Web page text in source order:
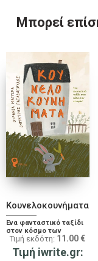
Μπορεί
Κουνελοκουνήματα
Ένα φανταστικό ταξίδι
στον κόσμο των
σεισμών!
Τιμή εκδότη: 11.00 €
Τιμή iwrite.gr: